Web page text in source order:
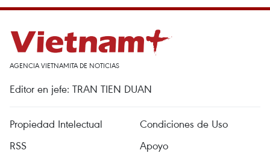
AGENCIA VIETNAMITA DE NOTICIAS
Editor en jefe: TRAN TIEN DUAN
Propiedad Intelectual
Condiciones de Uso
RSS
Apoyo